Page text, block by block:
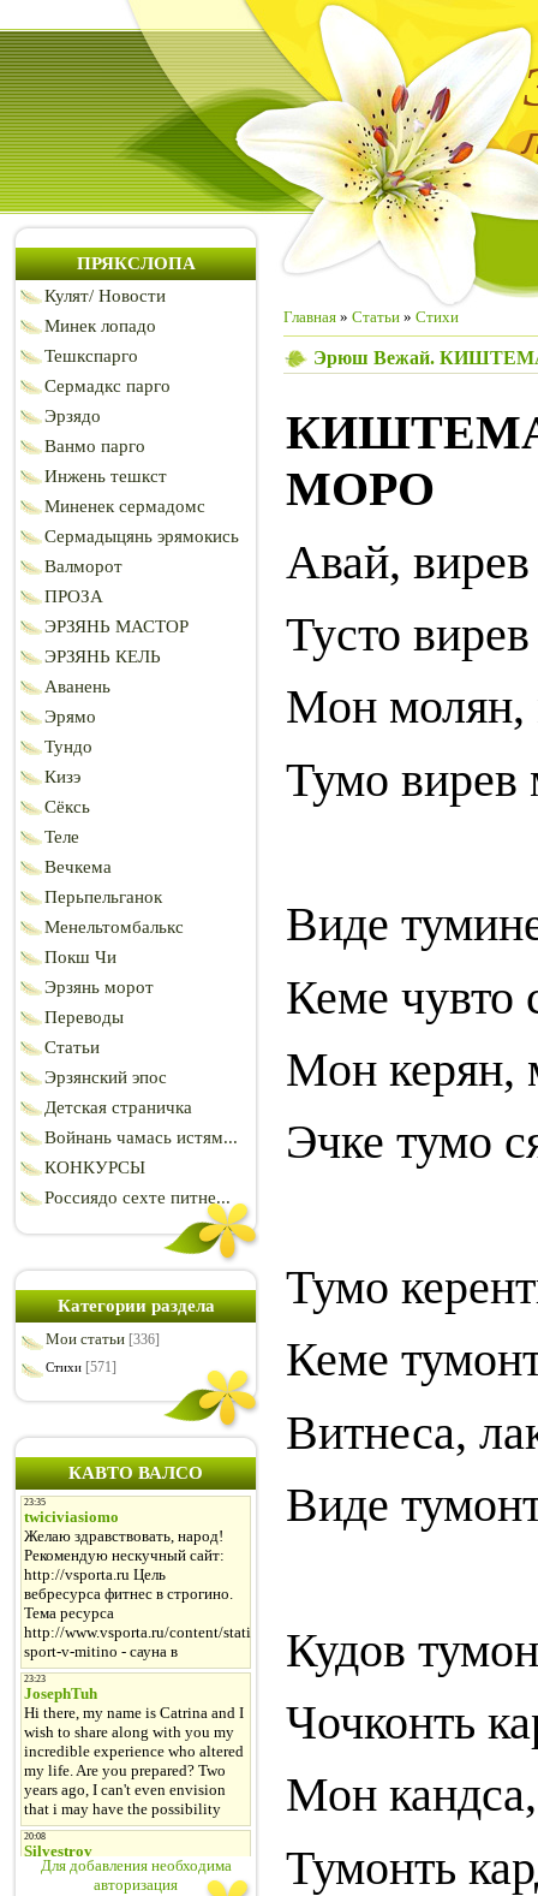
ПРЯКСЛОПА
Кулят/ Новости
Минек лопадо
Тешкспарго
Сермадкс парго
Эрзядо
Ванмо парго
Инжень тешкст
Миненек сермадомс
Сермадыцянь эрямокись
Валморот
ПРОЗА
ЭРЗЯНЬ МАСТОР
ЭРЗЯНЬ КЕЛЬ
Аванень
Эрямо
Тундо
Кизэ
Сёксь
Теле
Вечкема
Перьпельганок
Менельтомбалькс
Покш Чи
Эрзянь морот
Переводы
Статьи
Эрзянский эпос
Детская страничка
Войнань чамась истям...
КОНКУРСЫ
Россиядо сехте питне...
Категории раздела
Мои статьи [336]
Стихи [571]
КАВТО ВАЛСО
Для добавления необходима
авторизация
Главная » Статьи » Стихи
Эрюш Вежай.
МОРО
Авай,
Тусто
Мон молян,
Тумо вирев
Виде
Кеме чувто
Мон керян,
Эчке тумо
Тумо
Кеме
Витнеса,
Виде
Кудов
Чочконть
Мон
Тумонть